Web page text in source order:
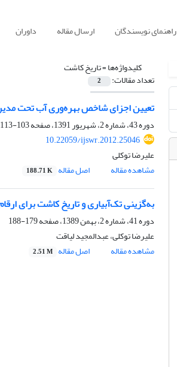
راهنمای نویسندگان ارسال مقاله داوران
کلیدواژه‌ها =تاریخ کاشت
تعداد مقالات: 2
تعیین اجزای شاخص بهره‌وری آب تحت
دوره 43، شماره 2، شهریور 1391، صفحه
103-113
10.22059/ijswr.2012.25046
علیرضا توکلی
مشاهده مقاله
اصل مقاله 188.71 K
به‌گزینی تک‌آبیاری و تاریخ کاشت برای
دوره 41، شماره 2، بهمن 1389، صفحه
179-188
علیرضا توکلی، عبدالمجید لیاقت
مشاهده مقاله
اصل مقاله 2.51 M